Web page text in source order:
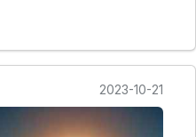
2023-10-21